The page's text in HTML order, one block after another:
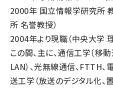
2000年 国立情報学研究所
所 名誉教授）
2004年より現職（中央大学
この間、主に、通信工学〔移
LAN）、光無線通信、FTTH
送工学（放送のデジタル化